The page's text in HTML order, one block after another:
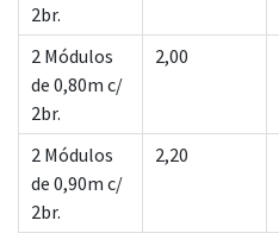
2br.
2 Módulos
de 0,80m c/
2br.
2,00
2 Módulos
de 0,90m c/
2br.
2,20